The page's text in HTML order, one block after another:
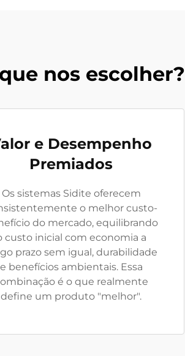
nos escolher?
e Desempenho
Premiados
Os sistemas Sidite oferecem
o melhor custo-
do mercado, equilibrando
custo inicial com economia a
prazo sem igual, durabilidade
e benefícios ambientais. Essa
é o que realmente
define um produto "melhor".